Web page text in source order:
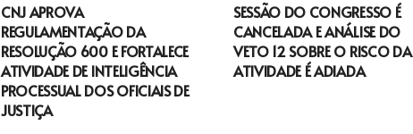
CNJ APROVA
REGULAMENTAÇÃO DA
RESOLUÇÃO 600 E FORTALECE
ATIVIDADE DE INTELIGÊNCIA
PROCESSUAL DOS OFICIAIS DE
JUSTIÇA
SESSÃO DO CONGRESSO É
CANCELADA E ANÁLISE DO
VETO 12 SOBRE O RISCO DA
ATIVIDADE É ADIADA